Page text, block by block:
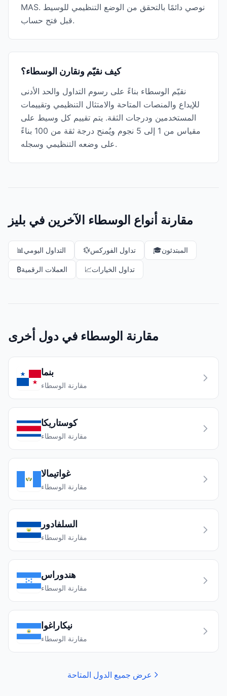
MAS. نوصي دائمًا بالتحقق من الوضع التنظيمي للوسيط
قبل فتح حساب.
كيف نقيّم ونقارن الوسطاء؟
نقيّم الوسطاء بناءً على رسوم التداول والحد الأدنى
للإيداع والمنصات المتاحة والامتثال التنظيمي وتقييمات
المستخدمين ودرجات الثقة. يتم تقييم كل وسيط على
مقياس من 1 إلى 5 نجوم ويُمنح درجة ثقة من 100 بناءً
على وضعه التنظيمي وسجله.
مقارنة أنواع الوسطاء الآخرين في بليز
📊 التداول اليومي 💱تداول الفوركس 🎓المبتدئون
₿العملات الرقمية 📈تداول الخيارات
مقارنة الوسطاء في دول أخرى
بنما
مقارنة الوسطاء
كوستاريكا
مقارنة الوسطاء
غواتيمالا
مقارنة الوسطاء
السلفادور
مقارنة الوسطاء
هندوراس
مقارنة الوسطاء
نيكاراغوا
مقارنة الوسطاء
عرض جميع الدول المتاحة